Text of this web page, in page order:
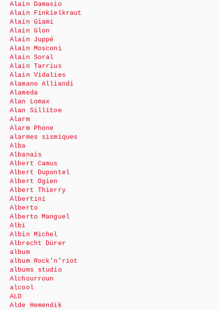
Alain Damasio
Alain Finkielkraut
Alain Giami
Alain Glon
Alain Juppé
Alain Mosconi
Alain Soral
Alain Tarrius
Alain Vidalies
Alamano Alliandi
Alameda
Alan Lomax
Alan Sillitoe
Alarm
Alarm Phone
alarmes sismiques
Alba
Albanais
Albert Camus
Albert Dupontel
Albert Ogien
Albert Thierry
Albertini
Alberto
Alberto Manguel
Albi
Albin Michel
Albrecht Dürer
album
album Rock’n’riot
albums studio
Alchourroun
alcool
ALD
Alde Hemendik